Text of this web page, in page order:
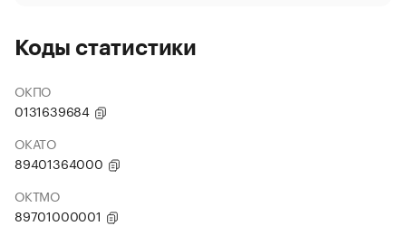
Коды статистики
ОКПО
0131639684
ОКАТО
89401364000
ОКТМО
89701000001